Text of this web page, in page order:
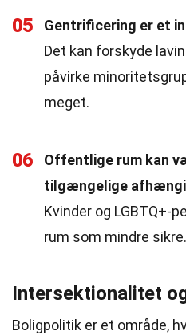
05
Gentrificering er et
Det kan forskyde
påvirke
meget.
06
Offentlige rum kan
tilgængelige
Kvinder og LGBTQ+-
rum som mindre sikre.
Intersektionalitet
Boligpolitik er et område,